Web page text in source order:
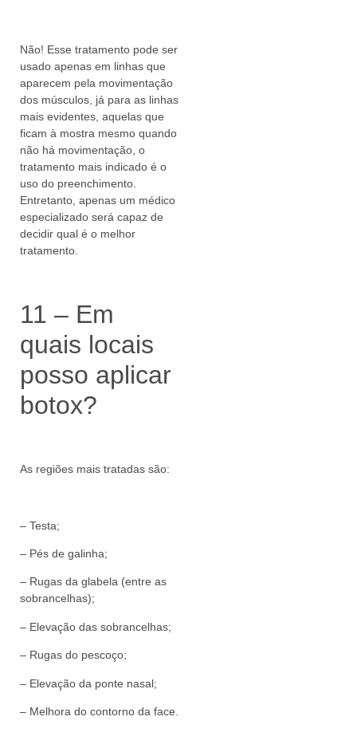
Não! Esse tratamento pode ser
usado apenas em linhas que
aparecem pela movimentação
dos músculos, já para as linhas
mais evidentes, aquelas que
ficam à mostra mesmo quando
não há movimentação, o
tratamento mais indicado é o
uso do preenchimento.
Entretanto, apenas um médico
especializado será capaz de
decidir qual é o melhor
tratamento.
11 – Em
quais locais
posso aplicar
botox?
As regiões mais tratadas são:
– Testa;
– Pés de galinha;
– Rugas da glabela (entre as
sobrancelhas);
– Elevação das sobrancelhas;
– Rugas do pescoço;
– Elevação da ponte nasal;
– Melhora do contorno da face.